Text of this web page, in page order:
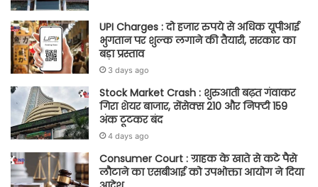
UPI Charges : दो हजार रुपये से अधिक यूपीआई
भुगतान पर शुल्क लगाने की तैयारी, सरकार का
बड़ा प्रस्ताव
3 days ago
Stock Market Crash : शुरुआती बढ़त गंवाकर
गिरा शेयर बाजार, सेंसेक्स 210 और निफ्टी 159
अंक टूटकर बंद
4 days ago
Consumer Court : ग्राहक के खाते से कटे पैसे
लौटाने का एसबीआई को उपभोक्ता आयोग ने दिया